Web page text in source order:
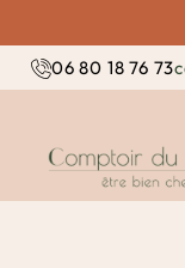
06 80 18 76 73